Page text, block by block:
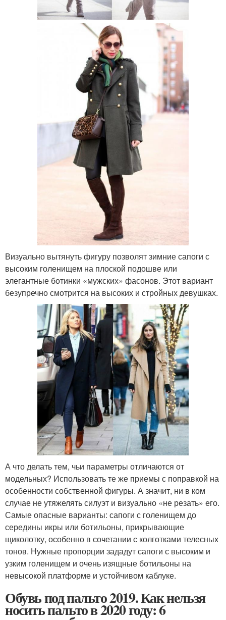
Визуально вытянуть фигуру позволят зимние сапоги с
высоким голенищем на плоской подошве или
элегантные ботинки «мужских» фасонов. Этот вариант
безупречно смотрится на высоких и стройных девушках.
А что делать тем, чьи параметры отличаются от
модельных? Использовать те же приемы с поправкой на
особенности собственной фигуры. А значит, ни в ком
случае не утяжелять силуэт и визуально «не резать» его.
Самые опасные варианты: сапоги с голенищем до
середины икры или ботильоны, прикрывающие
щиколотку, особенно в сочетании с колготками телесных
тонов. Нужные пропорции зададут сапоги с высоким и
узким голенищем и очень изящные ботильоны на
невысокой платформе и устойчивом каблуке.
Обувь под пальто 2019. Как нельзя
носить пальто в 2020 году: 6